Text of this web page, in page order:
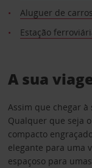
Aluguer de
Estação
A sua
Assim que chegar à
Qualquer que seja
compacto
elegante para uma
espaçoso para